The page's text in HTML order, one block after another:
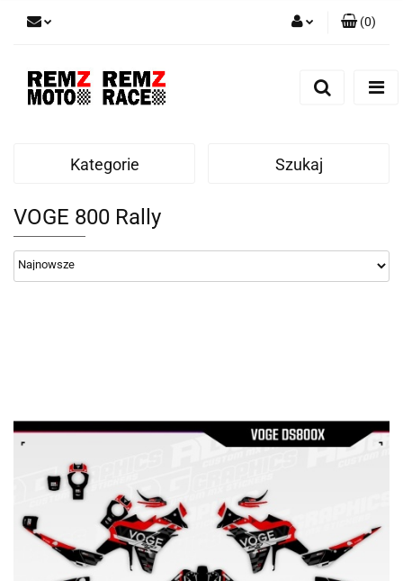
(0)
Kategorie Szukaj
VOGE 800 Rally